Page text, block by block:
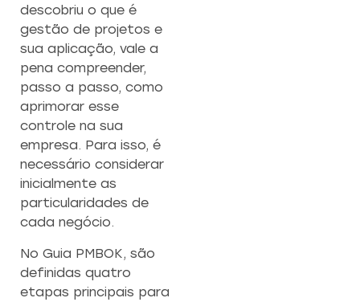
descobriu o que é
gestão de projetos e
sua aplicação, vale a
pena compreender,
passo a passo, como
aprimorar esse
controle na sua
empresa. Para isso, é
necessário considerar
inicialmente as
particularidades de
cada negócio.
No Guia PMBOK, são
definidas quatro
etapas principais para